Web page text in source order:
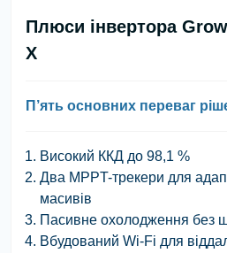
Плюси інвертора
X
П’ять основних переваг
Високий ККД до 98,1 %
Два MPPT-трекери для
масивів
Пасивне охолодження без
Вбудований Wi-Fi для